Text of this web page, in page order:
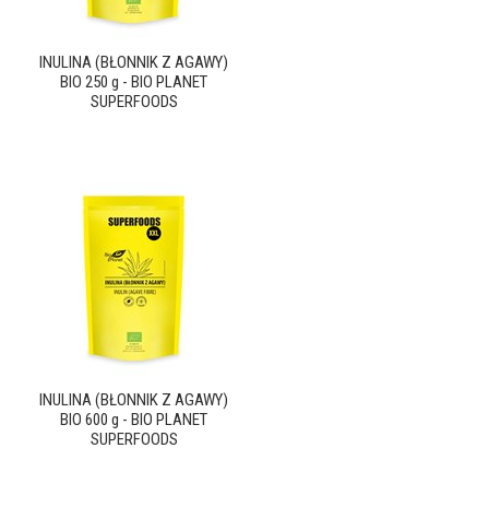
INULINA (BŁONNIK Z AGAWY)
BIO 250 g - BIO PLANET
SUPERFOODS
INULINA (BŁONNIK Z AGAWY)
BIO 600 g - BIO PLANET
SUPERFOODS